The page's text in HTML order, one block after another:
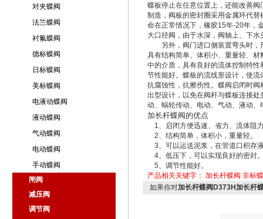
对夹蝶阀
法兰蝶阀
衬氟蝶阀
德标蝶阀
日标蝶阀
美标蝶阀
电液动蝶阀
液动蝶阀
气动蝶阀
电动蝶阀
手动蝶阀
闸阀
减压阀
调节阀
蝶板停止在任意位置上，还能改善
制造，阀板的密封圈采用金属环代
命在正常情况下，橡胶15年-20年，
大口径阀，由于水深，阀轴上、下
另外，阀门进口侧装置弯头时，
具有结构简单、体积小、重量轻、
中的介质，具有良好的流体控制特
节性能好。蝶板的流线形设计，使
抗腐蚀性，抗擦伤性。蝶阀启闭时
出型设计，以免在阀杆与蝶板连接
动、蜗轮传动、电动、气动、液动
加长杆蝶阀的优点
1、启闭方便迅速、省力、流体阻
2、结构简单，体积小，重量轻。
3、可以运送泥浆，在管道口积存
4、低压下，可以实现良好的密封
5、调节性能好。
产品相关关键字： 加长杆蝶阀 非标
如果你对加长杆蝶阀D373H加长杆